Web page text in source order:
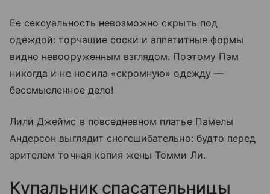
Ее сексуальность невозможно скрыть под
одеждой: торчащие соски и аппетитные формы
видно невооруженным взглядом. Поэтому Пэм
никогда и не носила «скромную» одежду —
бессмысленное дело!
Лили Джеймс в повседневном платье Памелы
Андерсон выглядит сногсшибательно: будто перед
зрителем точная копия жены Томми Ли.
Купальник спасательницы